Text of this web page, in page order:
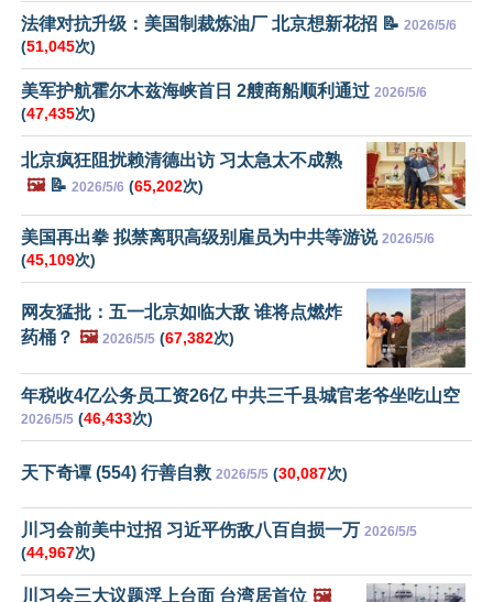
法律对抗升级：美国制裁炼油厂 北京想新花招 📝 2026/5/6
(51,045次)
美军护航霍尔木兹海峡首日 2艘商船顺利通过 2026/5/6
(47,435次)
北京疯狂阻扰赖清德出访 习太急太不成熟
🖼️📝 2026/5/6 (65,202次)
美国再出拳 拟禁离职高级别雇员为中共等游说 2026/5/6
(45,109次)
网友猛批：五一北京如临大敌 谁将点燃炸
药桶？ 🖼️ 2026/5/5 (67,382次)
年税收4亿公务员工资26亿 中共三千县城官老爷坐吃山空
2026/5/5 (46,433次)
天下奇谭 (554) 行善自救 2026/5/5 (30,087次)
川习会前美中过招 习近平伤敌八百自损一万 2026/5/5
(44,967次)
川习会三大议题浮上台面 台湾居首位 🖼️